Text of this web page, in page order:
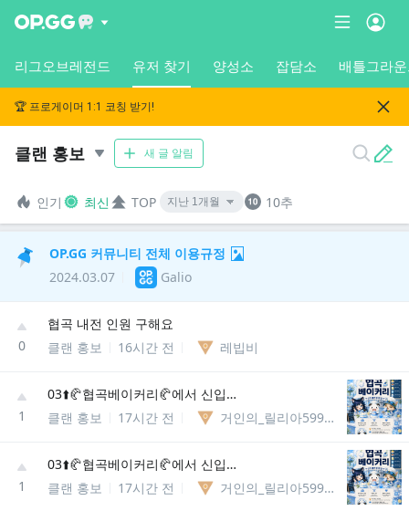
리그오브레전드 유저 찾기 양성소 잡담소 배틀그라
🏆 프로게이머 1:1 코칭 받기!
클랜 홍보 새 글 알림
인기 최신 TOP 10추
OP.GG 커뮤니티 전체 이용규정
2024.03.07
Galio
0
협곡 내전 인원 구해요
클랜 홍보
16시간 전 레빕비
1
03⬆️🥐협곡베이커리🥐에서 신입분들을 모집합니다
클랜 홍보
17시간 전 거인의_릴리아5994867037981
1
03⬆️🥐협곡베이커리🥐에서 신입분들을 모집합니다
클랜 홍보
17시간 전 거인의_릴리아5994867037981